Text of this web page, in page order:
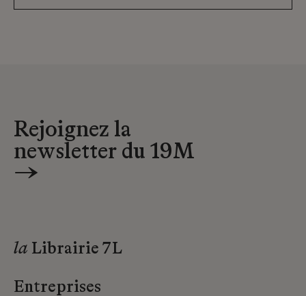
Rejoignez la
newsletter du 19M
→
la Librairie 7L
Entreprises